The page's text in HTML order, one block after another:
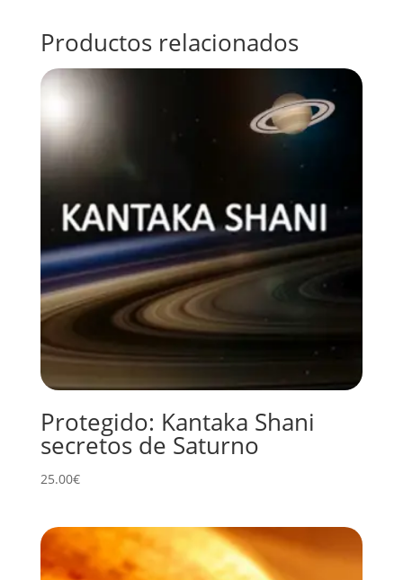
Productos relacionados
Protegido: Kantaka Shani
secretos de Saturno
25.00€